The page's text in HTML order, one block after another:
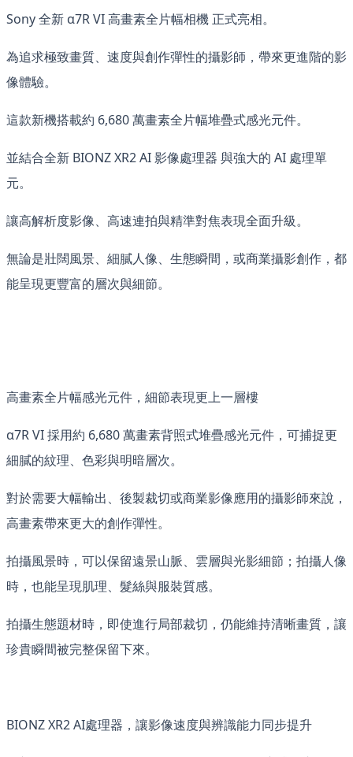
Sony 全新 α7R VI 高畫素全片幅相機 正式亮相。
為追求極致畫質、速度與創作彈性的攝影師，帶來更進階的影
像體驗。
這款新機搭載約 6,680 萬畫素全片幅堆疊式感光元件。
並結合全新 BIONZ XR2 AI 影像處理器 與強大的 AI 處理單
元。
讓高解析度影像、高速連拍與精準對焦表現全面升級。
無論是壯闊風景、細膩人像、生態瞬間，或商業攝影創作，都
能呈現更豐富的層次與細節。
高畫素全片幅感光元件，細節表現更上一層樓
α7R VI 採用約 6,680 萬畫素背照式堆疊感光元件，可捕捉更
細膩的紋理、色彩與明暗層次。
對於需要大幅輸出、後製裁切或商業影像應用的攝影師來說，
高畫素帶來更大的創作彈性。
拍攝風景時，可以保留遠景山脈、雲層與光影細節；拍攝人像
時，也能呈現肌理、髮絲與服裝質感。
拍攝生態題材時，即使進行局部裁切，仍能維持清晰畫質，讓
珍貴瞬間被完整保留下來。
BIONZ XR2 AI處理器，讓影像速度與辨識能力同步提升